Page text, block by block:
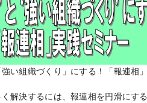
強い組織づくり」にする！「報連相
解決するには、報連相を円滑にす